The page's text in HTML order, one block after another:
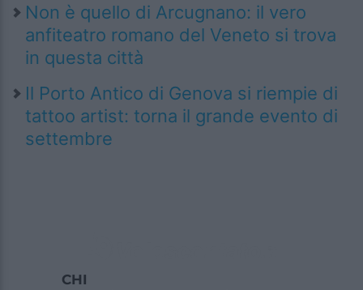
Non è quello di Arcugnano: il vero
anfiteatro romano del Veneto si trova
in questa città
Il Porto Antico di Genova si riempie di
tattoo artist: torna il grande evento di
settembre
CHI